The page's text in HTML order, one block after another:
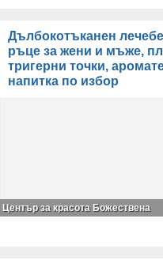
Дълбокотъканен
ръце за жени и мъже,
тригерни точки,
напитка по избор
Център за красота Божествена